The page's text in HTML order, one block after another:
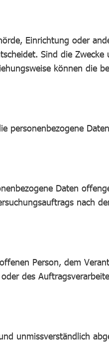
Einrichtung oder
Sind die
können die
personenbezogene
Daten
nach
Person, dem
des
unmissverständlich